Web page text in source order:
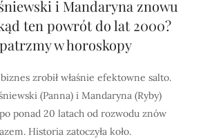
i Mandaryna znowu
ten powrót do lat 2000?
w horoskopy
zrobił właśnie efektowne salto.
(Panna) i Mandaryna (Ryby)
ponad 20 latach od rozwodu znów
Historia zatoczyła koło.